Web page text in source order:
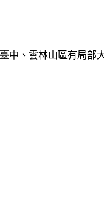
中、雲林山區有局部